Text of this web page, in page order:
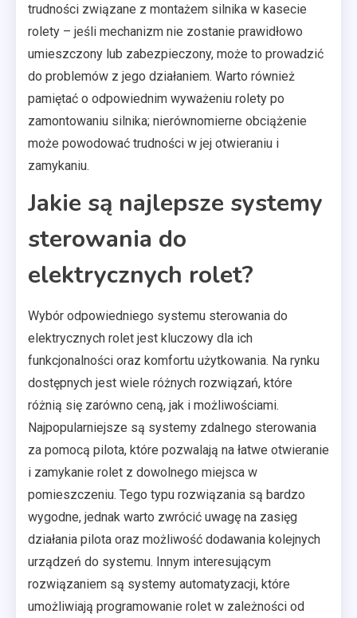
trudności związane z montażem silnika w kasecie
rolety – jeśli mechanizm nie zostanie prawidłowo
umieszczony lub zabezpieczony, może to prowadzić
do problemów z jego działaniem. Warto również
pamiętać o odpowiednim wyważeniu rolety po
zamontowaniu silnika; nierównomierne obciążenie
może powodować trudności w jej otwieraniu i
zamykaniu.
Jakie są najlepsze systemy
sterowania do
elektrycznych rolet?
Wybór odpowiedniego systemu sterowania do
elektrycznych rolet jest kluczowy dla ich
funkcjonalności oraz komfortu użytkowania. Na rynku
dostępnych jest wiele różnych rozwiązań, które
różnią się zarówno ceną, jak i możliwościami.
Najpopularniejsze są systemy zdalnego sterowania
za pomocą pilota, które pozwalają na łatwe otwieranie
i zamykanie rolet z dowolnego miejsca w
pomieszczeniu. Tego typu rozwiązania są bardzo
wygodne, jednak warto zwrócić uwagę na zasięg
działania pilota oraz możliwość dodawania kolejnych
urządzeń do systemu. Innym interesującym
rozwiązaniem są systemy automatyzacji, które
umożliwiają programowanie rolet w zależności od